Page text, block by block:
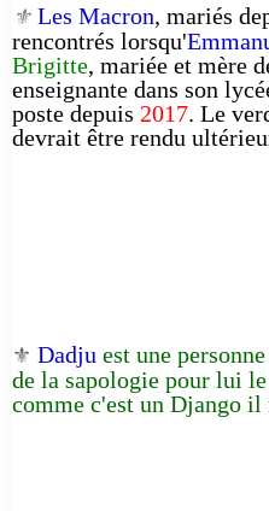
⚜️ Les Macron, mariés
rencontrés lorsqu'
Brigitte, mariée et mère
enseignante dans son
poste depuis 2017. Le
devrait être rendu
⚜️ Dadju est une
de la sapologie pour lui
comme c'est un Django